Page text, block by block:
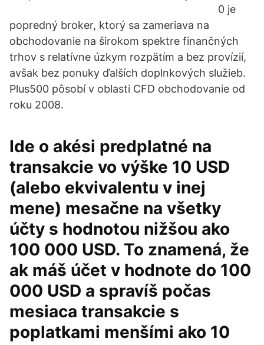
0 je
popredný broker, ktorý sa zameriava na
obchodovanie na širokom spektre finančných
trhov s relatívne úzkym rozpätím a bez provízií,
avšak bez ponuky ďalších doplnkových služieb.
Plus500 pôsobí v oblasti CFD obchodovanie od
roku 2008.
Ide o akési predplatné na
transakcie vo výške 10 USD
(alebo ekvivalentu v inej
mene) mesačne na všetky
účty s hodnotou nižšou ako
100 000 USD. To znamená, že
ak máš účet v hodnote do 100
000 USD a spravíš počas
mesiaca transakcie s
poplatkami menšími ako 10